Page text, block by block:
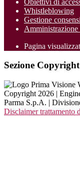
Whistleblowing
Gestione
Amministrazione
Pagina
Sezione Copyright
Copyright 2026 |
Parma S.p.A. |
Disclaimer trattamento